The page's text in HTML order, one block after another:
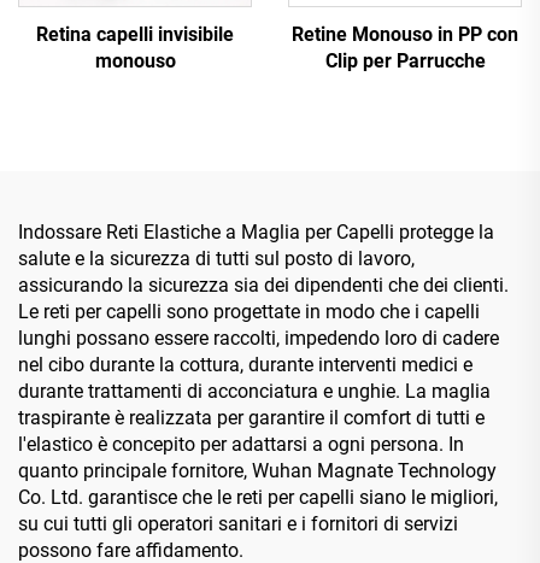
Retina capelli invisibile
monouso
Retine Monouso in PP con
Clip per Parrucche
Indossare Reti Elastiche a Maglia per Capelli protegge la
salute e la sicurezza di tutti sul posto di lavoro,
assicurando la sicurezza sia dei dipendenti che dei clienti.
Le reti per capelli sono progettate in modo che i capelli
lunghi possano essere raccolti, impedendo loro di cadere
nel cibo durante la cottura, durante interventi medici e
durante trattamenti di acconciatura e unghie. La maglia
traspirante è realizzata per garantire il comfort di tutti e
l'elastico è concepito per adattarsi a ogni persona. In
quanto principale fornitore, Wuhan Magnate Technology
Co. Ltd. garantisce che le reti per capelli siano le migliori,
su cui tutti gli operatori sanitari e i fornitori di servizi
possono fare affidamento.